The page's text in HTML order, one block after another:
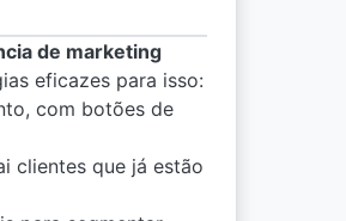
de marketing
eficazes para isso:
com botões de
clientes que já estão